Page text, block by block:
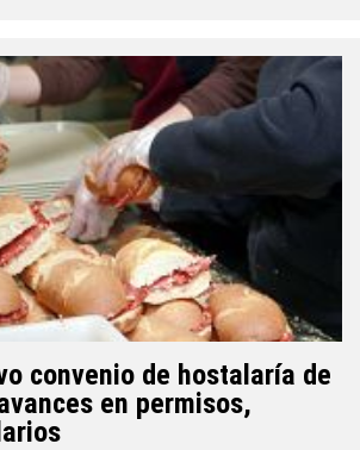
convenio de hostalaría de
en permisos,